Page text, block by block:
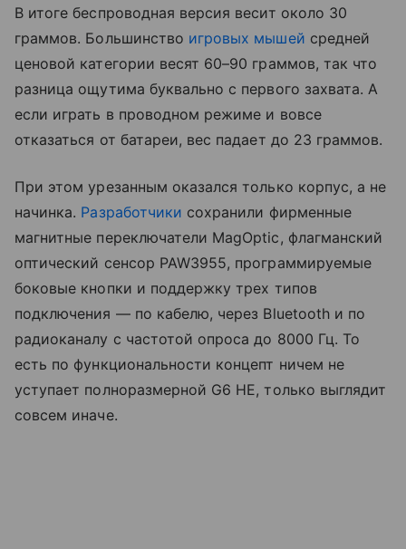
В итоге беспроводная версия весит около 30
граммов. Большинство игровых мышей средней
ценовой категории весят 60–90 граммов, так что
разница ощутима буквально с первого захвата. А
если играть в проводном режиме и вовсе
отказаться от батареи, вес падает до 23 граммов.
При этом урезанным оказался только корпус, а не
начинка. Разработчики сохранили фирменные
магнитные переключатели MagOptic, флагманский
оптический сенсор PAW3955, программируемые
боковые кнопки и поддержку трех типов
подключения — по кабелю, через Bluetooth и по
радиоканалу с частотой опроса до 8000 Гц. То
есть по функциональности концепт ничем не
уступает полноразмерной G6 HE, только выглядит
совсем иначе.